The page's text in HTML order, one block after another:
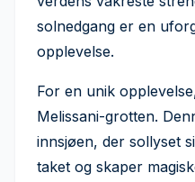
solnedgang er en
opplevelse.
For en unik
Melissani-grotten.
innsjøen, der sollyset
taket og skaper